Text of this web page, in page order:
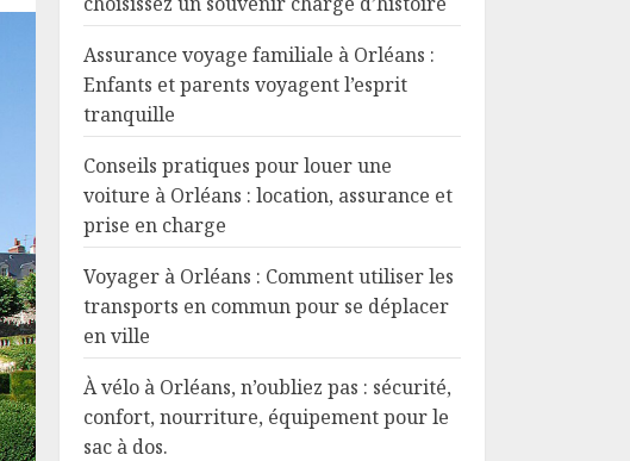
Assurance voyage familiale à Orléans :
Enfants et parents voyagent l’esprit
tranquille
Conseils pratiques pour louer une
voiture à Orléans : location, assurance et
prise en charge
Voyager à Orléans : Comment utiliser les
transports en commun pour se déplacer
en ville
À vélo à Orléans, n’oubliez pas : sécurité,
confort, nourriture, équipement pour le
sac à dos.